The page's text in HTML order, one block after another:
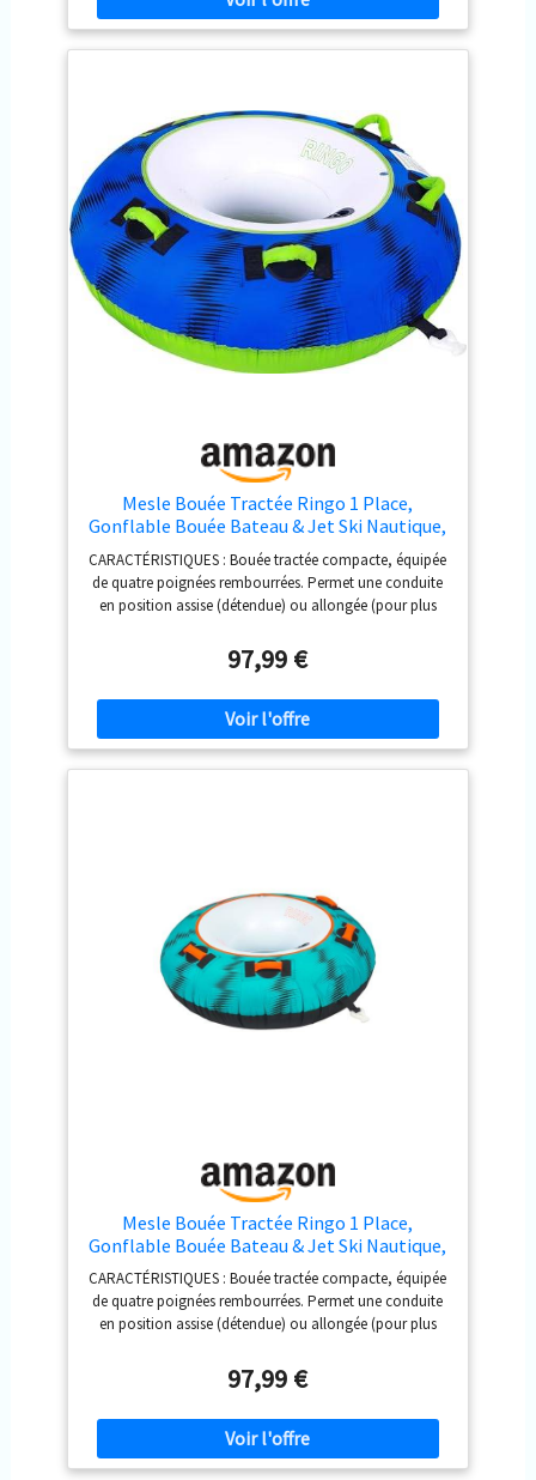
confortable, coutures doubles pour une stabilité
accrue, chambres à air internes en PVC léger de 0,7 mm
bouée équipée d'une chambre à air principale et d'une
chambre à air de sécurité DIMENSIONS: (gonflées) Vapor
2P - L 140 cm, B 130 cm, H 30 cm, Poids 5,8 kg; Vapor
3P - L 165 cm - l 173 cm - H 29 cm - Poids 9,6 kg
Mesle Bouée Tractée Ringo 1 Place,
Gonflable Bouée Bateau & Jet Ski Nautique,
Bouée Tractable Nautique pour Enfants &
Adultes
CARACTÉRISTIQUES : Bouée tractée compacte, équipée
de quatre poignées rembourrées. Permet une conduite
en position assise (détendue) ou allongée (pour plus
connexion rapide. COMPORTEMENT SUR L'EAU : Bouée
tractable pour 1 personne, adapté aux enfants et aux
adultes, offrant une conduite assise ou allongée, sa
forme éprouvée de donut glisse facilement, offre des
sensations fortes et est confortable, idéale pour être
tractée par un bateau à moteur ou un jet-ski. MATÉRIAU
compatible avec les pompes à pied et à main
standards, la bouée dispose d'une chambre à air
principale et d'une chambre de sécurité. DIMENSIONS :
Diamètre dégonflé : 137 cm (54''), dimensions gonflées :
longueur 120 cm, largeur 120 cm, hauteur 43 cm, poids
3,5 kg.
97,99 €
Mesle Bouée Tractée Ringo 1 Place,
Gonflable Bouée Bateau & Jet Ski Nautique,
Bouée Tractable Nautique pour Enfants &
Adultes
CARACTÉRISTIQUES : Bouée tractée compacte, équipée
de quatre poignées rembourrées. Permet une conduite
en position assise (détendue) ou allongée (pour plus
connexion rapide. COMPORTEMENT SUR L'EAU : Bouée
tractable pour 1 personne, adapté aux enfants et aux
adultes, offrant une conduite assise ou allongée, sa
forme éprouvée de donut glisse facilement, offre des
sensations fortes et est confortable, idéale pour être
97,99 €